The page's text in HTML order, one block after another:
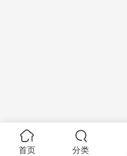
首页 分类